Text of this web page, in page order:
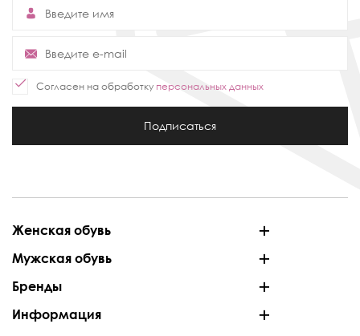
Согласен на обработку персональных данных
Подписаться
Женская обувь
Мужская обувь
Бренды
Информация